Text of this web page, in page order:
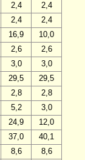
2,4
2,4
2,4
2,4
16,9
10,0
2,6
2,6
3,0
3,0
29,5
29,5
2,8
2,8
5,2
3,0
24,9
12,0
37,0
40,1
8,6
8,6